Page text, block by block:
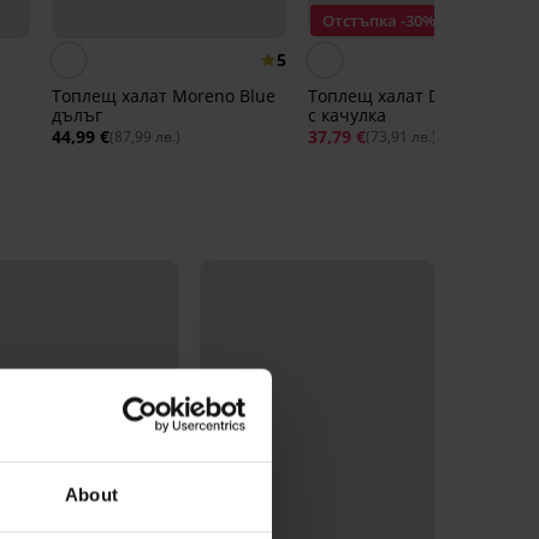
About
5
Топлещ халат Moreno Blue
дълъг
44,99 €(87,99 лв.)
Отстъпка -30%
Топлещ халат Dionne
с качулка
37,79 €(73,91 лв.)